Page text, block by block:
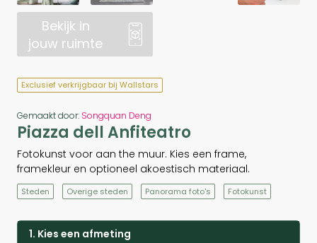
Bekijk in
jouw ruimte
Exclusief verkrijgbaar bij Wallstars
Gemaakt door: Songquan Deng
Piazza dell Anfiteatro
Fotokunst voor aan the muur. Kies een frame,
framekleur en optioneel akoestisch materiaal.
Steden Overige steden Panorama foto's Fotokunst
1. Kies een afmeting